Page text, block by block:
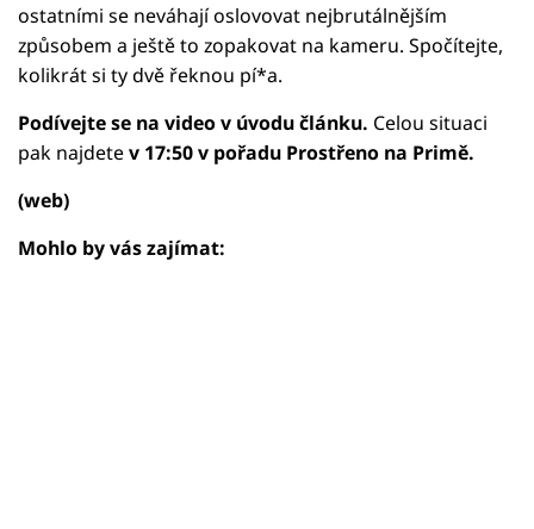
ostatními se neváhají oslovovat nejbrutálnějším
způsobem a ještě to zopakovat na kameru. Spočítejte,
kolikrát si ty dvě řeknou pí*a.
Podívejte se na video v úvodu článku. Celou situaci
pak najdetev 17:50 v pořadu Prostřeno na Primě.
(web)
Mohlo by vás zajímat: